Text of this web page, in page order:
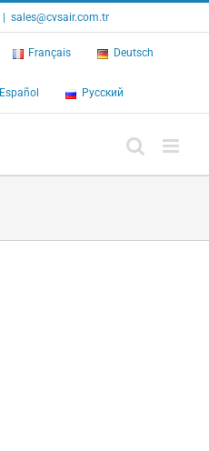
sales@cvsair.com.tr
Français Deutsch
Español Русский